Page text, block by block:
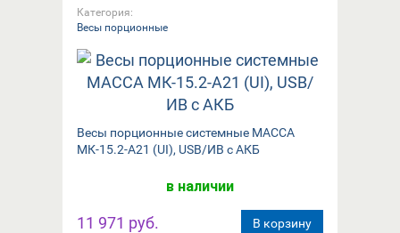
Категория:
Весы порционные
Весы порционные системные МАССА
МК-15.2-А21 (UI), USB/ИВ с АКБ
в наличии
11 971 руб. В корзину